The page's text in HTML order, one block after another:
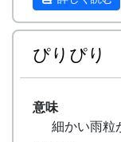
ぴりぴり
意味
細かい雨粒